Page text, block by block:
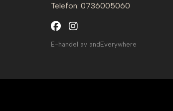
Telefon: 0736005060
E-handel av andEverywhere